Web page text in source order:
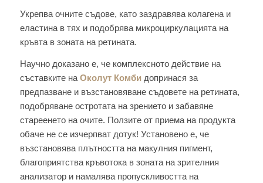
Укрепва очните съдове, като заздравява колагена и
еластина в тях и подобрява микроциркулацията на
кръвта в зоната на ретината.
Научно доказано е, че комплексното действие на
съставките на Околут Комбидопринася за
предпазване и възстановяване съдовете на ретината,
подобряване остротата на зрението и забавяне
стареенето на очите. Ползите от приема на продукта
обаче не се изчерпват дотук! Установено е, че
възстановява плътността на макулния пигмент,
благоприятства кръвотока в зоната на зрителния
анализатор и намалява пропускливостта на